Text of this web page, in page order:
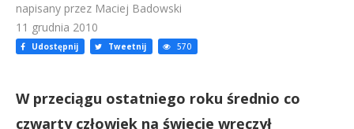
napisany przez Maciej Badowski
11 grudnia 2010
Udostępnij Tweetnij 570
W przeciągu ostatniego roku średnio co
czwarty człowiek na świecie wręczył